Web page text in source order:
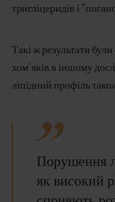
тригліцеридів і
Такі ж результати
хом'яків в іншому
ліпідний профіль
Порушення
як високий